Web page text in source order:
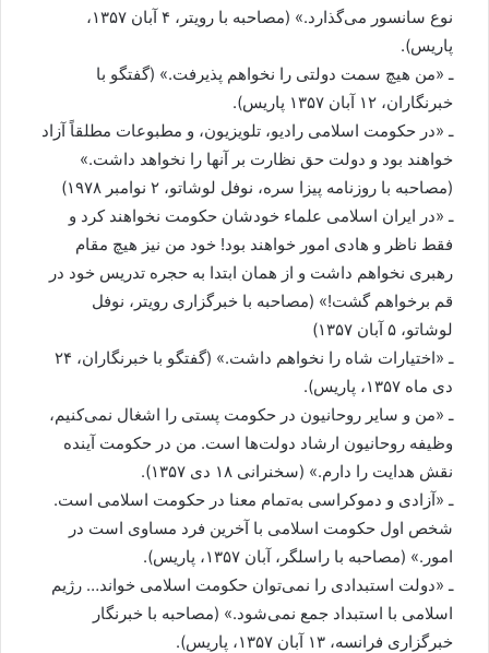
نوع سانسور می‌گذارد.» (مصاحبه با رویتر، ۴ آبان ۱۳۵۷،
پاریس).
ـ «من هیچ سمت دولتی را نخواهم پذیرفت.» (گفتگو با
خبرنگاران، ۱۲ آبان ۱۳۵۷ پاریس).
ـ «در حکومت اسلامی رادیو، تلویزیون، و مطبوعات مطلقاً آزاد
خواهند بود و دولت حق نظارت بر آنها را نخواهد داشت.»
(مصاحبه با روزنامه پیزا سره، نوفل لوشاتو، ۲ نوامبر ۱۹۷۸)
ـ «در ایران اسلامی علماء خودشان حکومت نخواهند کرد و
فقط ناظر و هادی امور خواهند بود! خود من نیز هیچ مقام
رهبری نخواهم داشت و از همان ابتدا به حجره تدریس خود در
قم برخواهم گشت!» (مصاحبه با خبرگزاری رویتر، نوفل
لوشاتو، ۵ آبان ۱۳۵۷)
ـ «اختیارات شاه را نخواهم داشت.» (گفتگو با خبرنگاران، ۲۴
دی ماه ۱۳۵۷، پاریس).
ـ «من و سایر روحانیون در حکومت پستی را اشغال نمی‌کنیم،
وظیفه روحانیون ارشاد دولت‌ها است. من در حکومت آینده
نقش هدایت را دارم.» (سخنرانی ۱۸ دی ۱۳۵۷).
ـ «آزادی و دموکراسی به‌تمام معنا در حکومت اسلامی است.
شخص اول حکومت اسلامی با آخرین فرد مساوی است در
امور.» (مصاحبه با راسلگر، آبان ۱۳۵۷، پاریس).
ـ «دولت استبدادی را نمی‌توان حکومت اسلامی خواند… رژیم
اسلامی با استبداد جمع نمی‌شود.» (مصاحبه با خبرنگار
خبرگزاری فرانسه، ۱۳ آبان ۱۳۵۷، پاریس).